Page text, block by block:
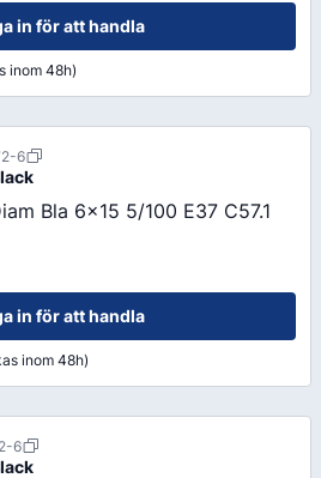
in för att handla
inom 48h)
6
Bla 6x15 5/100 E37 C57.1
in för att handla
inom 48h)
6